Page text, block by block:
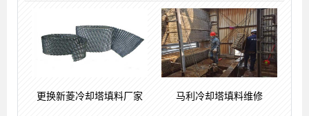
更换新菱冷却塔填料厂家 马利冷却塔填料维修